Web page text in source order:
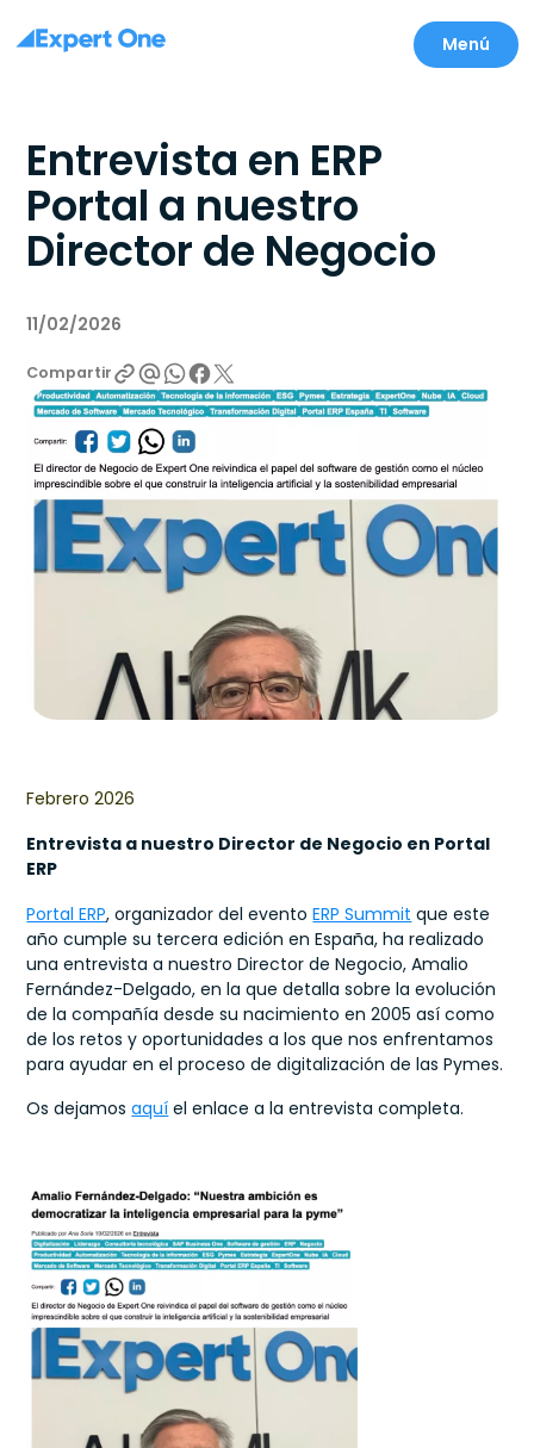
Menú
Entrevista en ERP
Portal a nuestro
Director de Negocio
11/02/2026
Compartir
Febrero 2026
Entrevista a nuestro Director de Negocio en Portal
ERP
Portal ERP, organizador del eventoERP Summit que este
año cumple su tercera edición en España, ha realizado
una entrevista a nuestro Director de Negocio, Amalio
Fernández-Delgado, en la que detalla sobre la evolución
de la compañía desde su nacimiento en 2005 así como
de los retos y oportunidades a los que nos enfrentamos
para ayudar en el proceso de digitalización de las Pymes.
Os dejamosaquí el enlace a la entrevista completa.